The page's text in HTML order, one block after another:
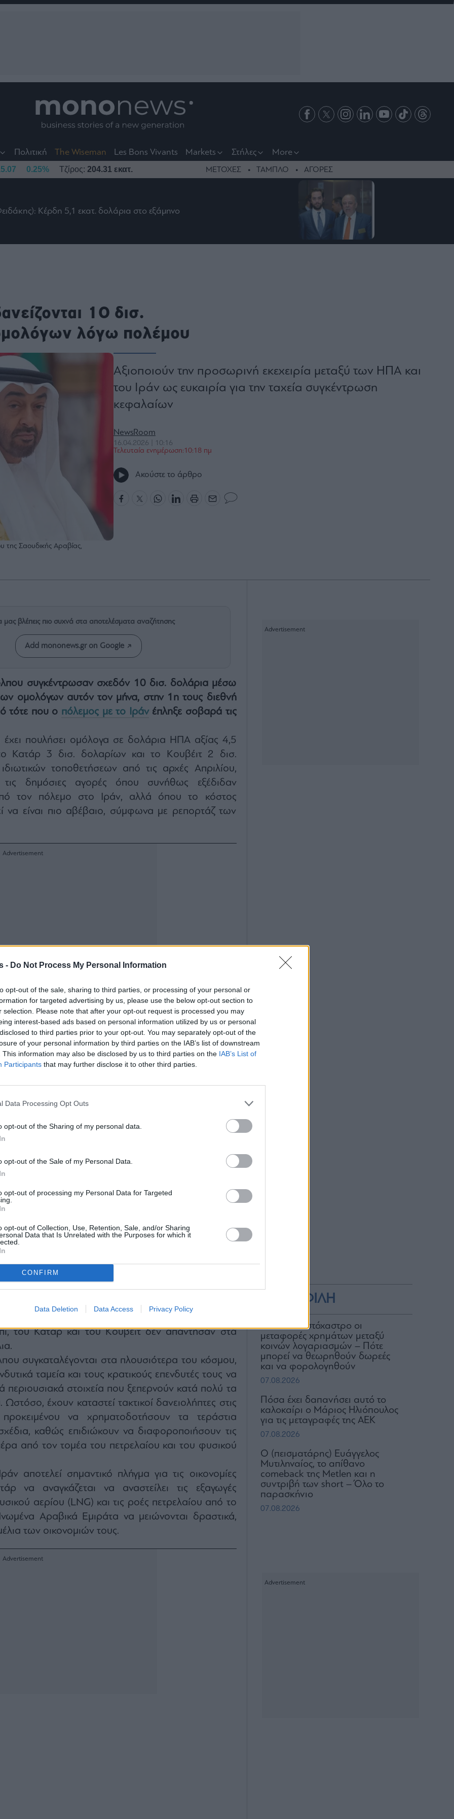
- Do Not Process My Personal Information
opt-out of the sale, sharing to third parties, or processing of your personal or
for targeted advertising by us, please use the below opt-out section to
selection. Please note that after your opt-out request is processed you may
interest-based ads based on personal information utilized by us or personal
to third parties prior to your opt-out. You may separately opt-out of the
of your personal information by third parties on the IAB’s list of downstream
This information may also be disclosed by us to third parties on the IAB’s List of
Participants that may further disclose it to other third parties.
Data Processing Opt Outs
opt-out of the Sharing of my personal data.
opt-out of the Sale of my Personal Data.
opt-out of processing my Personal Data for Targeted
opt-out of Collection, Use, Retention, Sale, and/or Sharing
Data that Is Unrelated with the Purposes for which it
CONFIRM
Data Deletion Data Access Privacy Policy
Πολιτική The Wiseman Les Bons Vivants Markets Στήλες More
is
0.25% Τζίρος: 204.31 εκατ. ΜΕΤΟΧΕΣ ΤΑΜΠΛΟ ΑΓΟΡΕΣ
Κέρδη 5,1 εκατ. δολάρια στο εξάμηνο
10 δισ.
λόγω πολέμου
Αξιοποιούν την προσωρινή εκεχειρία μεταξύ των ΗΠΑ και
του Ιράν ως ευκαιρία για την ταχεία συγκέντρωση
κεφαλαίων
NewsRoom
16.04.2026 | 10:16
Τελευταία ενημέρωση:10:18 πμ
Ακούστε το άρθρο
της Σαουδικής Αραβίας,
μας βλέπεις πιο συχνά στα αποτελέσματα αναζήτησης
Add mononews.gr on Google
συγκέντρωσαν σχεδόν 10 δισ. δολάρια μέσω
ομολόγων αυτόν τον μήνα, στην 1η τους διεθνή
τότε που ο πόλεμος με το Ιράνέπληξε σοβαρά τις
πουλήσει ομόλογα σε δολάρια ΗΠΑ αξίας 4,5
Κατάρ 3 δισ. δολαρίων και το Κουβέιτ 2 δισ.
τοποθετήσεων από τις αρχές Απριλίου,
τις δημόσιες αγορές όπου συνήθως εξέδιδαν
τον πόλεμο στο Ιράν, αλλά όπου το κόστος
να είναι πιο αβέβαιο, σύμφωνα με ρεπορτάζ των
τον τρόπο με τον οποίο τα κράτη του
την προσωρινή εκεχειρία μεταξύ των ΗΠΑ και του
κόστος των χαμένων εσόδων από πετρέλαιο και
του αποκλεισμού των Στενών του Ορμούζ και των
επιθέσεις.
η πρωτεύουσα των Ηνωμένων Αραβικών Εμιράτων,
επιπλέον μετρητά για κάθε ενδεχόμενο», όπως
επικαλούμενοι έναν τραπεζίτη που είναι
του Κατάρ και του Κουβέιτ δεν απάντησαν στα
συγκαταλέγονται στα πλουσιότερα του κόσμου,
ταμεία και τους κρατικούς επενδυτές τους να
περιουσιακά στοιχεία που ξεπερνούν κατά πολύ τα
έχουν καταστεί τακτικοί δανειολήπτες στις
να χρηματοδοτήσουν τα τεράστια
καθώς επιδιώκουν να διαφοροποιήσουν τις
από τον τομέα του πετρελαίου και του φυσικού
αποτελεί σημαντικό πλήγμα για τις οικονομίες
να αναγκάζεται να αναστείλει τις εξαγωγές
αερίου (LNG) και τις ροές πετρελαίου από το
Αραβικά Εμιράτα να μειώνονται δραστικά,
των οικονομιών τους.
ΔΗΜΟΦΙΛΗ
ΑΑΔΕ: Στο στόχαστρο οι
μεταφορές χρημάτων μεταξύ
κοινών λογαριασμών – Πότε
μπορεί να θεωρηθούν δωρεές
και να φορολογηθούν
07.08.2026
Πόσα έχει δαπανήσει αυτό το
καλοκαίρι ο Μάριος Ηλιόπουλος
για τις μεταγραφές της ΑΕΚ
07.08.2026
Ο (πεισματάρης) Ευάγγελος
Μυτιληναίος, το απίθανο
comeback της Μetlen και η
συντριβή των short – Όλο το
παρασκήνιο
07.08.2026